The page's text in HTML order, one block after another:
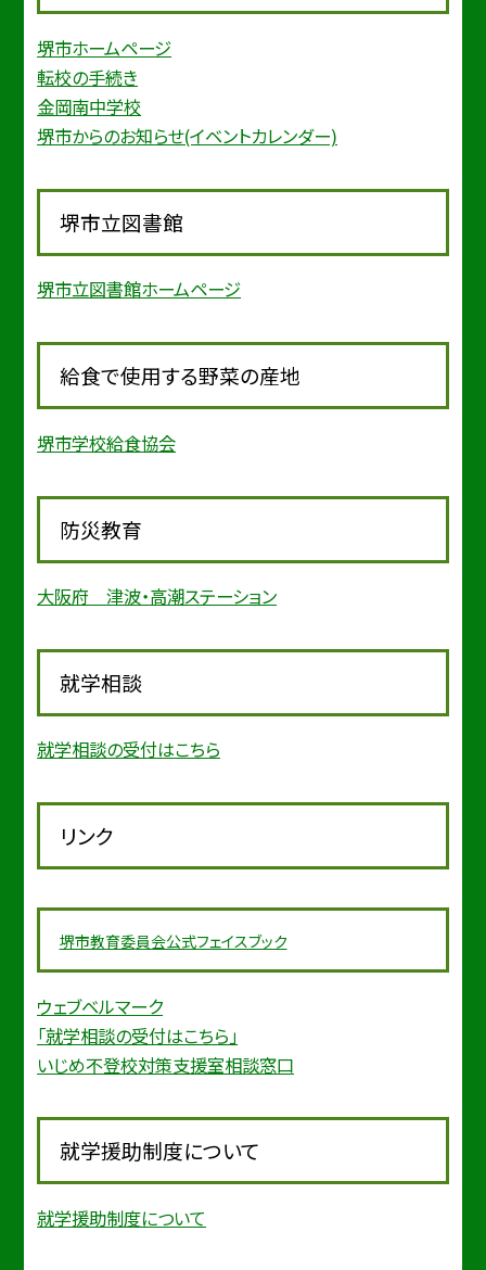
堺市ホームページ
転校の手続き
金岡南中学校
堺市からのお知らせ(イベントカレンダー)
堺市立図書館
堺市立図書館ホームページ
給食で使用する野菜の産地
堺市学校給食協会
防災教育
大阪府 津波・高潮ステーション
就学相談
就学相談の受付はこちら
リンク
堺市教育委員会公式フェイスブック
ウェブベルマーク
「就学相談の受付はこちら」
いじめ不登校対策支援室相談窓口
就学援助制度について
就学援助制度について